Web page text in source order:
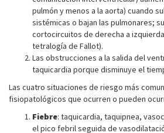
pulmón y menos a la aorta) cuando
sistémicas o bajan las pulmonares;
cortocircuitos de derecha a
tetralogía de Fallot).
Las obstrucciones a la salida del
taquicardia porque disminuye el
Las cuatro situaciones de riesgo más
fisiopatológicos que ocurren o pueden
Fiebre: taquicardia, taquipnea,
el pico febril seguida de